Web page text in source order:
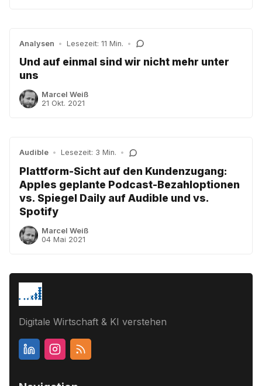
Analysen • Lesezeit: 11 Min. •
Und auf einmal sind wir nicht mehr unter
uns
Marcel Weiß
21 Okt. 2021
Audible • Lesezeit: 3 Min. •
Plattform-Sicht auf den Kundenzugang:
Apples geplante Podcast-Bezahloptionen
vs. Spiegel Daily auf Audible und vs.
Spotify
Marcel Weiß
04 Mai 2021
Digitale Wirtschaft & KI verstehen